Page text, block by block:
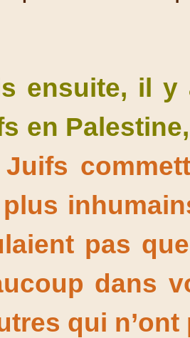
ensuite, il y
en
pas
dans
qui